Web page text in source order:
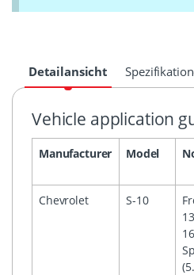
Detailansicht
Vehicle application
Manufacturer Model
Chevrolet S-10